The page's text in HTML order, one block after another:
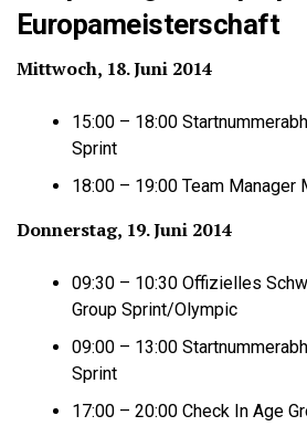
Europameisterschaft
Mittwoch, 18. Juni 2014
15:00 – 18:00
Sprint
18:00 – 19:00 Team Manager
Donnerstag, 19. Juni 2014
09:30 – 10:30 Offizielles
Group Sprint/Olympic
09:00 – 13:00
Sprint
17:00 – 20:00 Check In Age